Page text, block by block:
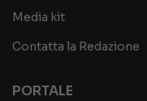
Media kit
Contatta la Redazione
PORTALE